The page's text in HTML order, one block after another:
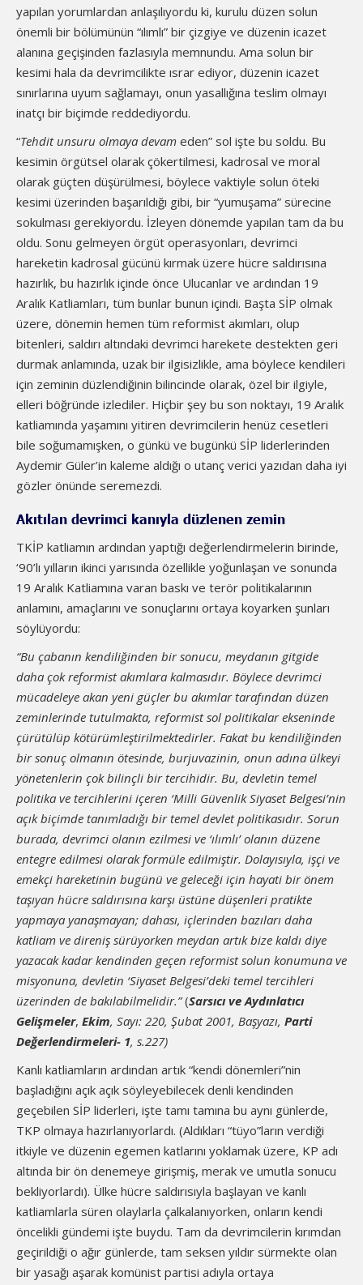
yapılan yorumlardan anlaşılıyordu ki, kurulu düzen solun
önemli bir bölümünün “ılımlı” bir çizgiye ve düzenin icazet
alanına geçişinden fazlasıyla memnundu. Ama solun bir
kesimi hala da devrimcilikte ısrar ediyor, düzenin icazet
sınırlarına uyum sağlamayı, onun yasallığına teslim olmayı
inatçı bir biçimde reddediyordu.
“Tehdit unsuru olmaya devam eden” sol işte bu soldu. Bu
kesimin örgütsel olarak çökertilmesi, kadrosal ve moral
olarak güçten düşürülmesi, böylece vaktiyle solun öteki
kesimi üzerinden başarıldığı gibi, bir “yumuşama” sürecine
sokulması gerekiyordu. İzleyen dönemde yapılan tam da bu
oldu. Sonu gelmeyen örgüt operasyonları, devrimci
hareketin kadrosal gücünü kırmak üzere hücre saldırısına
hazırlık, bu hazırlık içinde önce Ulucanlar ve ardından 19
Aralık Katliamları, tüm bunlar bunun içindi. Başta SİP olmak
üzere, dönemin hemen tüm reformist akımları, olup
bitenleri, saldırı altındaki devrimci harekete destekten geri
durmak anlamında, uzak bir ilgisizlikle, ama böylece kendileri
için zeminin düzlendiğinin bilincinde olarak, özel bir ilgiyle,
elleri böğründe izlediler. Hiçbir şey bu son noktayı, 19 Aralık
katliamında yaşamını yitiren devrimcilerin henüz cesetleri
bile soğumamışken, o günkü ve bugünkü SİP liderlerinden
Aydemir Güler’in kaleme aldığı o utanç verici yazıdan daha iyi
gözler önünde seremezdi.
Akıtılan devrimci kanıyla düzlenen zemin
TKİP katliamın ardından yaptığı değerlendirmelerin birinde,
‘90’lı yılların ikinci yarısında özellikle yoğunlaşan ve sonunda
19 Aralık Katliamına varan baskı ve terör politikalarının
anlamını, amaçlarını ve sonuçlarını ortaya koyarken şunları
söylüyordu:
“Bu çabanın kendiliğinden bir sonucu, meydanın gitgide
daha çok reformist akımlara kalmasıdır. Böylece devrimci
mücadeleye akan yeni güçler bu akımlar tarafından düzen
zeminlerinde tutulmakta, reformist sol politikalar ekseninde
çürütülüp kötürümleştirilmektedirler. Fakat bu kendiliğinden
bir sonuç olmanın ötesinde, burjuvazinin, onun adına ülkeyi
yönetenlerin çok bilinçli bir tercihidir. Bu, devletin temel
politika ve tercihlerini içeren ‘Milli Güvenlik Siyaset Belgesi’nin
açık biçimde tanımladığı bir temel devlet politikasıdır. Sorun
burada, devrimci olanın ezilmesi ve ‘ılımlı’ olanın düzene
entegre edilmesi olarak formüle edilmiştir. Dolayısıyla, işçi ve
emekçi hareketinin bugünü ve geleceği için hayati bir önem
taşıyan hücre saldırısına karşı üstüne düşenleri pratikte
yapmaya yanaşmayan; dahası, içlerinden bazıları daha
katliam ve direniş sürüyorken meydan artık bize kaldı diye
yazacak kadar kendinden geçen reformist solun konumuna ve
misyonuna, devletin ‘Siyaset Belgesi’deki temel tercihleri
üzerinden de bakılabilmelidir.”(Sarsıcı ve Aydınlatıcı
Gelişmeler, Ekim, Sayı: 220, Şubat 2001, Başyazı, Parti
Değerlendirmeleri- 1, s.227)
Kanlı katliamların ardından artık “kendi dönemleri”nin
başladığını açık açık söyleyebilecek denli kendinden
geçebilen SİP liderleri, işte tamı tamına bu aynı günlerde,
TKP olmaya hazırlanıyorlardı. (Aldıkları “tüyo”ların verdiği
itkiyle ve düzenin egemen katlarını yoklamak üzere, KP adı
altında bir ön denemeye girişmiş, merak ve umutla sonucu
bekliyorlardı). Ülke hücre saldırısıyla başlayan ve kanlı
katliamlarla süren olaylarla çalkalanıyorken, onların kendi
öncelikli gündemi işte buydu. Tam da devrimcilerin kırımdan
geçirildiği o ağır günlerde, tam seksen yıldır sürmekte olan
bir yasağı aşarak komünist partisi adıyla ortaya